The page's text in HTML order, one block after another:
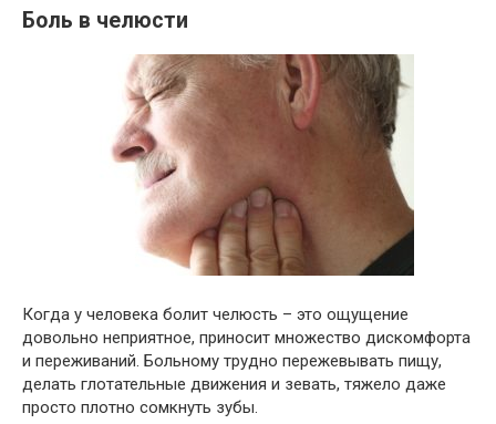
Боль в челюсти
Когда у человека болит челюсть – это ощущение
довольно неприятное, приносит множество дискомфорта
и переживаний. Больному трудно пережевывать пищу,
делать глотательные движения и зевать, тяжело даже
просто плотно сомкнуть зубы.